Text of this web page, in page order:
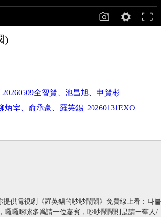
)
20260509全智賢、池昌旭、申賢彬
炳宰、俞承豪、羅英錫 20260131EXO
提供電視劇《羅英錫的吵吵鬧鬧》免費線上看：나불
囉囉嗦嗦多爲請一位嘉賓，吵吵鬧鬧則是請一羣人/